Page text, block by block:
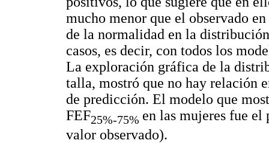
mucho menor que el observado
de la normalidad en la
casos, es decir, con todos los
La exploración gráfica de la
talla, mostró que no hay relación
de predicción. El modelo que
FEF25%-75% en las mujeres fue el
valor observado).